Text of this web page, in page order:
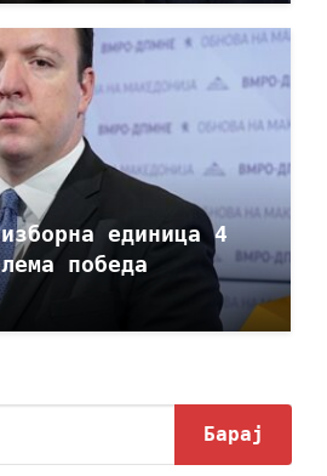
единица 4
победа
Барај